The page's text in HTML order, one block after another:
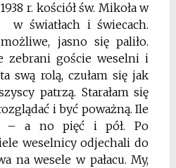
r. kościół św. Mikoła w
w światłach i świecach.
jasno się paliło.
zebrani goście weselni i
swą rolą, czułam się jak
patrzą. Starałam się
i być poważną. Ile
– a no pięć i pół. Po
weselnicy odjechali do
na wesele w pałacu. My,